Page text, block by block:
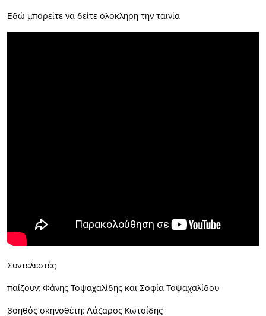
Εδώ μπορείτε να δείτε ολόκληρη την ταινία
Συντελεστές
παίζουν: Φάνης Τοψαχαλίδης και Σοφία Τοψαχαλίδου
βοηθός σκηνοθέτη: Λάζαρος Κωτσίδης